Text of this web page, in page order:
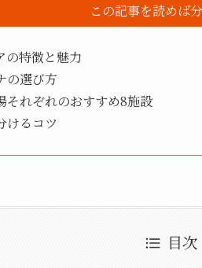
この記事を読めば
の特徴と魅力
の選び方
それぞれのおすすめ8施設
けるコツ
目次